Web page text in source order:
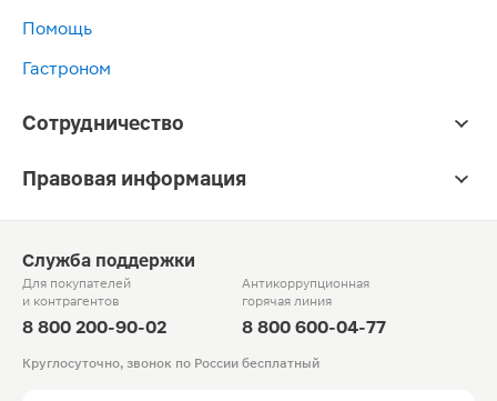
Помощь
Гастроном
Сотрудничество
Правовая информация
Служба поддержки
Для покупателей
и контрагентов
8 800 200-90-02
Антикоррупционная
горячая линия
8 800 600-04-77
Круглосуточно, звонок по России бесплатный